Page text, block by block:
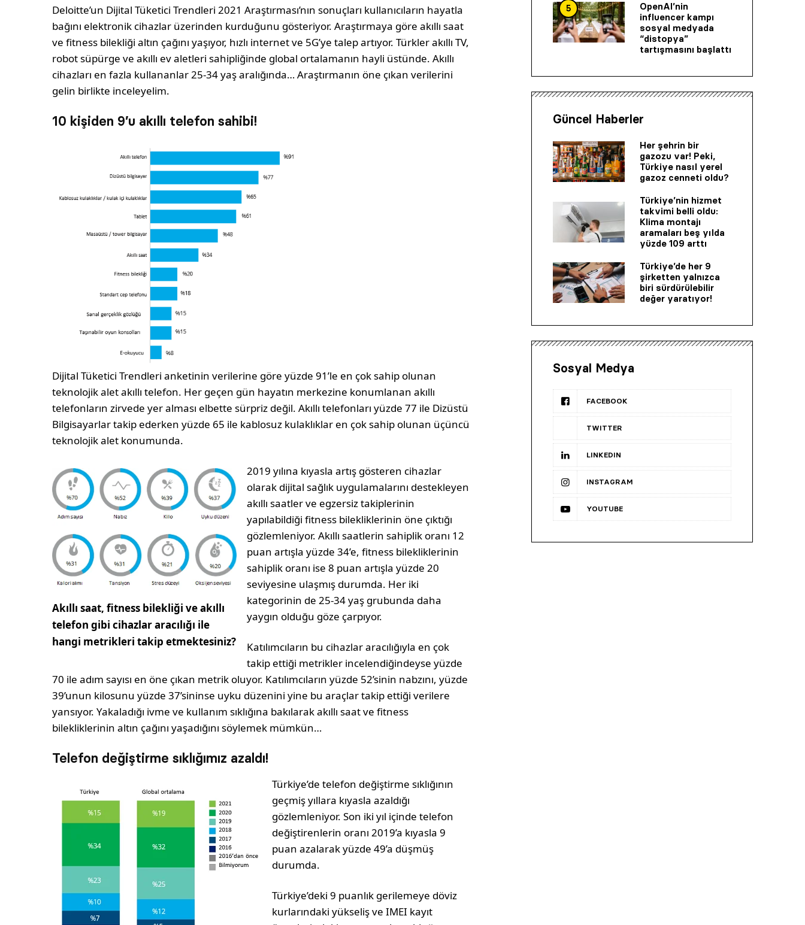
Deloitte’un Dijital Tüketici Trendleri 2021 Araştırması’nın sonuçları kullanıcıların hayatla
bağını elektronik cihazlar üzerinden kurduğunu gösteriyor. Araştırmaya göre akıllı saat
ve fitness bilekliği altın çağını yaşıyor, hızlı internet ve 5G’ye talep artıyor. Türkler akıllı TV,
robot süpürge ve akıllı ev aletleri sahipliğinde global ortalamanın hayli üstünde. Akıllı
cihazları en fazla kullananlar 25-34 yaş aralığında… Araştırmanın öne çıkan verilerini
gelin birlikte inceleyelim.
10 kişiden 9’u akıllı telefon sahibi!
Dijital Tüketici Trendleri anketinin verilerine göre yüzde 91’le en çok sahip olunan
teknolojik alet akıllı telefon. Her geçen gün hayatın merkezine konumlanan akıllı
telefonların zirvede yer alması elbette sürpriz değil. Akıllı telefonları yüzde 77 ile Dizüstü
Bilgisayarlar takip ederken yüzde 65 ile kablosuz kulaklıklar en çok sahip olunan üçüncü
teknolojik alet konumunda.
Akıllı saat, fitness bilekliği ve akıllı
telefon gibi cihazlar aracılığı ile
hangi metrikleri takip etmektesiniz?
2019 yılına kıyasla artış gösteren cihazlar
olarak dijital sağlık uygulamalarını destekleyen
akıllı saatler ve egzersiz takiplerinin
yapılabildiği fitness bilekliklerinin öne çıktığı
gözlemleniyor. Akıllı saatlerin sahiplik oranı 12
puan artışla yüzde 34’e, fitness bilekliklerinin
sahiplik oranı ise 8 puan artışla yüzde 20
seviyesine ulaşmış durumda. Her iki
kategorinin de 25-34 yaş grubunda daha
yaygın olduğu göze çarpıyor.
Katılımcıların bu cihazlar aracılığıyla en çok
takip ettiği metrikler incelendiğindeyse yüzde
70 ile adım sayısı en öne çıkan metrik oluyor. Katılımcıların yüzde 52’sinin nabzını, yüzde
39’unun kilosunu yüzde 37’sininse uyku düzenini yine bu araçlar takip ettiği verilere
yansıyor. Yakaladığı ivme ve kullanım sıklığına bakılarak akıllı saat ve fitness
bilekliklerinin altın çağını yaşadığını söylemek mümkün…
Telefon değiştirme sıklığımız azaldı!
Türkiye’de telefon değiştirme sıklığının
geçmiş yıllara kıyasla azaldığı
gözlemleniyor. Son iki yıl içinde telefon
değiştirenlerin oranı 2019’a kıyasla 9
puan azalarak yüzde 49’a düşmüş
durumda.
Türkiye’deki 9 puanlık gerilemeye döviz
kurlarındaki yükseliş ve IMEI kayıt
5
OpenAI’nin
influencer kampı
sosyal medyada
“distopya”
tartışmasını başlattı
Güncel Haberler
Her şehrin bir
gazozu var! Peki,
Türkiye nasıl yerel
gazoz cenneti oldu?
Türkiye’nin hizmet
takvimi belli oldu:
Klima montajı
aramaları beş yılda
yüzde 109 arttı
Türkiye’de her 9
şirketten yalnızca
biri sürdürülebilir
değer yaratıyor!
Sosyal Medya
FACEBOOK
TWITTER
LINKEDIN
INSTAGRAM
YOUTUBE